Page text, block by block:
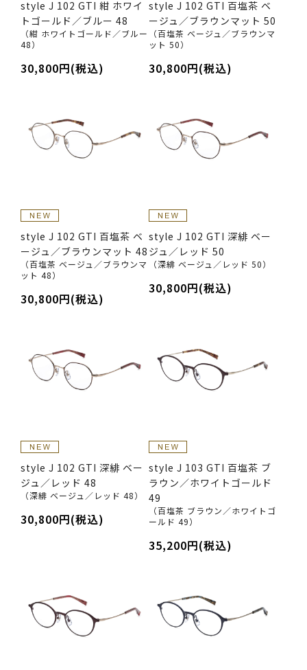
style J 102 GTI 紺 ホワイ
トゴールド／ブルー 48
（紺 ホワイトゴールド／ブルー
48）
30,800円(税込)
style J 102 GTI 百塩茶 ベ
ージュ／ブラウンマット 50
（百塩茶 ベージュ／ブラウンマ
ット 50）
30,800円(税込)
style J 102 GTI 百塩茶 ベ
ージュ／ブラウンマット 48
（百塩茶 ベージュ／ブラウンマ
ット 48）
30,800円(税込)
style J 102 GTI 深緋 ベー
ジュ／レッド 50
（深緋 ベージュ／レッド 50）
30,800円(税込)
style J 102 GTI 深緋 ベー
ジュ／レッド 48
（深緋 ベージュ／レッド 48）
30,800円(税込)
style J 103 GTI 百塩茶 ブ
ラウン／ホワイトゴールド
49
（百塩茶 ブラウン／ホワイトゴ
ールド 49）
35,200円(税込)